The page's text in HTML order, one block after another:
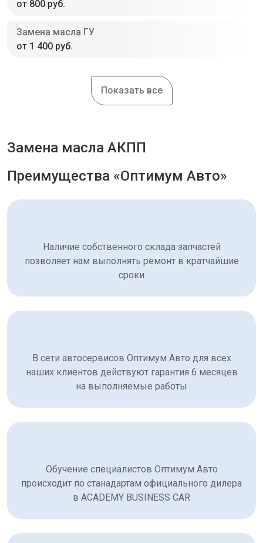
от 800 руб.
Замена масла ГУ
от 1 400 руб.
Показать все
Замена масла АКПП
Преимущества «Оптимум Авто»
Наличие собственного склада запчастей
позволяет нам выполнять ремонт в кратчайшие
сроки
В сети автосервисов Оптимум Авто для всех
наших клиентов действуют гарантия 6 месяцев
на выполняемые работы
Обучение специалистов Оптимум Авто
происходит по станадартам официального дилера
в ACADEMY BUSINESS CAR